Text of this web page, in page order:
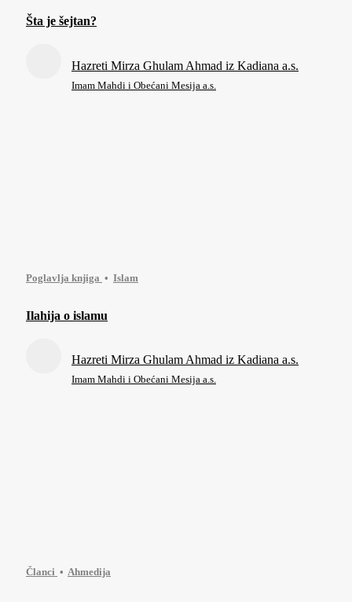
Šta je šejtan?
Hazreti Mirza Ghulam Ahmad iz Kadiana a.s.
Imam Mahdi i Obećani Mesija a.s.
Poglavlja knjiga Islam
Ilahija o islamu
Hazreti Mirza Ghulam Ahmad iz Kadiana a.s.
Imam Mahdi i Obećani Mesija a.s.
Članci Ahmedija